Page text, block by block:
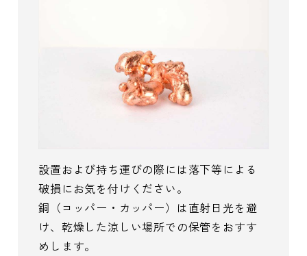
設置および持ち運びの際には落下等による
破損にお気を付けください。
銅（コッパー・カッパー）は直射日光を避
け、乾燥した涼しい場所での保管をおすす
めします。